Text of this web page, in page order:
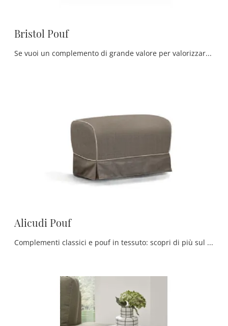
Bristol Pouf
Se vuoi un complemento di grande valore per valorizzare i tuoi arredi, venire in negozio significherà visionare in prima persona le migliori proposte ...
Alicudi Pouf
Complementi classici e pouf in tessuto: scopri di più sul modello Alicudi Pouf di Rosini Divani e potrai completare i tuoi spazi.